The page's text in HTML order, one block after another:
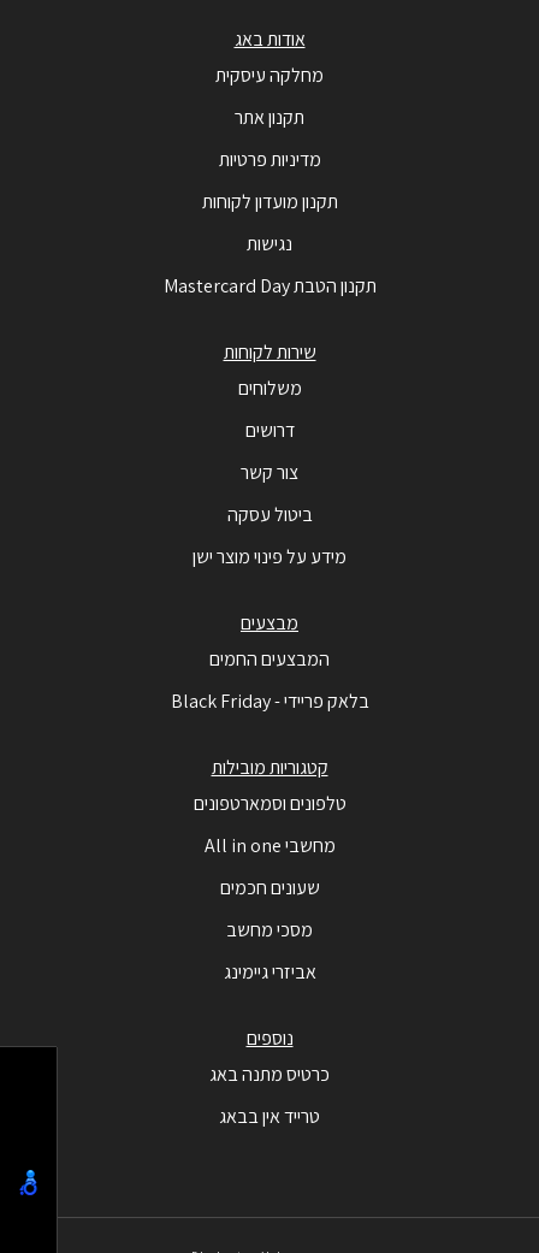
אודות באג
מחלקה עיסקית
תקנון אתר
מדיניות פרטיות
תקנון מועדון לקוחות
נגישות
תקנון הטבת Mastercard Day
שירות לקוחות
משלוחים
דרושים
צור קשר
ביטול עסקה
מידע על פינוי מוצר ישן
מבצעים
המבצעים החמים
בלאק פריידי - Black Friday
קטגוריות מובילות
טלפונים וסמארטפונים
מחשבי All in one
שעונים חכמים
מסכי מחשב
אביזרי גיימינג
נוספים
כרטיס מתנה באג
טרייד אין בבאג